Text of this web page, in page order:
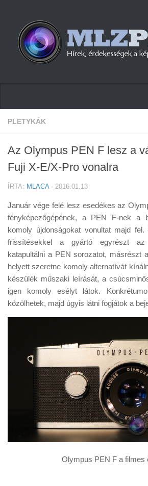
Hírek
Cikkek
Szoftver
Tudástár
Tanácsok
Érdekességek
Helyszíni Riport
E-BB
PLETYKÁK
Az Olympus PEN F lesz a
Fuji X-E/X-Pro vonalra
ÍRTA: MLACA· 2016.01.13
Január vége felé lesz esedékes az
fényképezőgépének, a PEN F-nek a
komoly újdonságokat vonultat majd
frissítésekkel a gyártó egyrészt az
katapultálni a PEN sorozatot, másrészt
helyett szeretne komoly alternatívát
készülék műszaki leírását, a
igen komoly esélyt látok.
közölhetek, majd úgyis látni fogjátok a
Olympus PEN F a filmes